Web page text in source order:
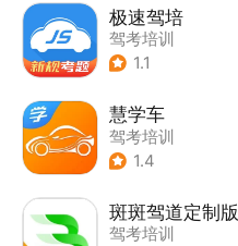
极速驾培
驾考培训
1.1
慧学车
驾考培训
1.4
斑斑驾道定制版
驾考培训